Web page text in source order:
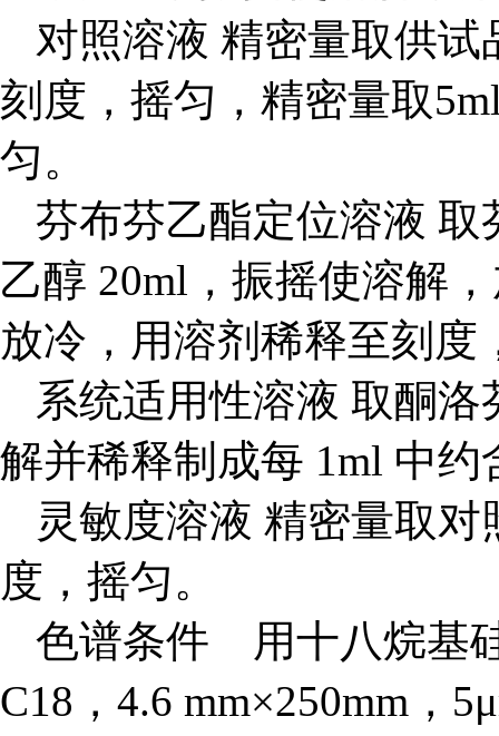
对照溶液 精密量取供
刻度，摇匀，精密量取
匀。
芬布芬乙酯定位溶液 取
乙醇 20ml，振摇使溶解
放冷，用溶剂稀释至刻度
系统适用性溶液 取酮
解并稀释制成每 1ml 中约
灵敏度溶液 精密量取
度，摇匀。
色谱条件 用十八烷基
C18，4.6 mm×250mm，